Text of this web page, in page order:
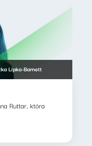
Lipka-Barnett
Ruttar, która